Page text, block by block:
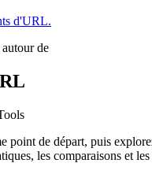
d'URL.
de
point de départ, puis
les comparaisons et